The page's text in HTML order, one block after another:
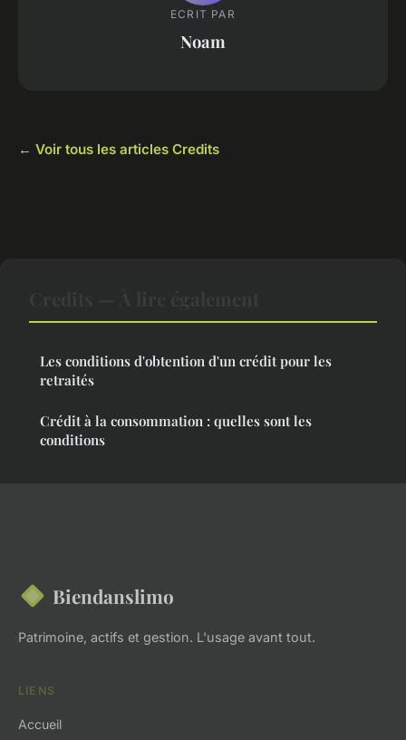
ECRIT PAR
Noam
← Voir tous les articles Credits
Les conditions d'obtention d'un crédit pour les
retraités
Crédit à la consommation : quelles sont les
conditions
Biendanslimo
Patrimoine, actifs et gestion. L'usage avant tout.
LIENS
Accueil